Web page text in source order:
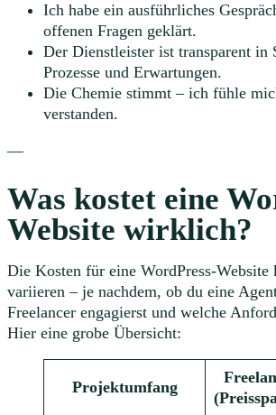
Ich habe ein ausführliches
offenen Fragen geklärt.
Der Dienstleister ist transparent in
Prozesse und Erwartungen.
Die Chemie stimmt – ich fühle
verstanden.
—
Was kostet eine
Website wirklich?
Die Kosten für eine WordPress-Website
variieren – je nachdem, ob du eine
Freelancer engagierst und welche
Hier eine grobe Übersicht:
Projektumfang